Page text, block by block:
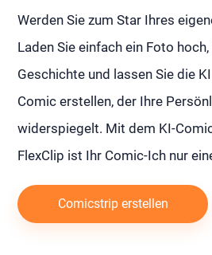
Werden Sie zum Star Ihres
Laden Sie einfach ein Foto
Geschichte und lassen Sie die
Comic erstellen, der Ihre
widerspiegelt. Mit dem KI-
FlexClip ist Ihr Comic-Ich nur
Comicstrip erstellen